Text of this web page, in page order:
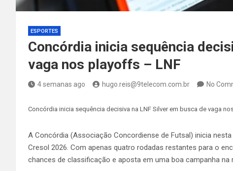
ESPORTES
Concórdia inicia sequência
vaga nos playoffs – LNF
4 semanas ago hugo.reis@9telecom.com.br No
Concórdia inicia sequência decisiva na LNF Silver em busca de vaga
A Concórdia (Associação Concordiense de Futsal) inicia
Cresol 2026. Com apenas quatro rodadas restantes para o
chances de classificação e aposta em uma boa campanha